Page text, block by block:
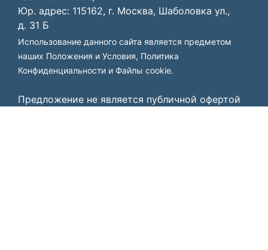
Юр. адрес: 115162, г. Москва, Шаболовка ул.,
д. 31 Б
Использование данного сайта является предметом
наших Положения и Условия, Политика
Конфиденциальности и Файлы cookie.
Предложение не является публичной офертой